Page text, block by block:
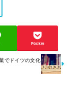
Pocket
でドイツの文化